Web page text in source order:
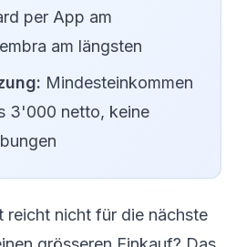
per App am
am längsten
Mindesteinkommen
3'000 netto, keine
reicht nicht für die nächste